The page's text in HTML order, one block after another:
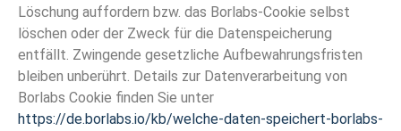
Löschung auffordern bzw. das Borlabs-Cookie selbst
löschen oder der Zweck für die Datenspeicherung
entfällt. Zwingende gesetzliche Aufbewahrungsfristen
bleiben unberührt. Details zur Datenverarbeitung von
Borlabs Cookie finden Sie unter
https://de.borlabs.io/kb/welche-daten-speichert-borlabs-